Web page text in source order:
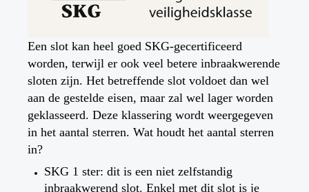
Een slot kan heel goed SKG-gecertificeerd
worden, terwijl er ook veel betere inbraakwerende
sloten zijn. Het betreffende slot voldoet dan wel
aan de gestelde eisen, maar zal wel lager worden
geklasseerd. Deze klassering wordt weergegeven
in het aantal sterren. Wat houdt het aantal sterren
in?
SKG 1 ster: dit is een niet zelfstandig
inbraakwerend slot. Enkel met dit slot is je